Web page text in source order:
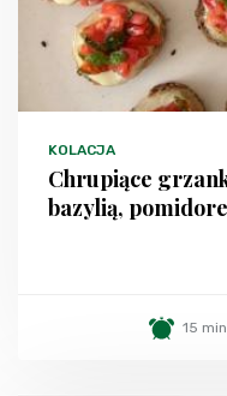
KOLACJA
Chrupiące
bazylią,
15